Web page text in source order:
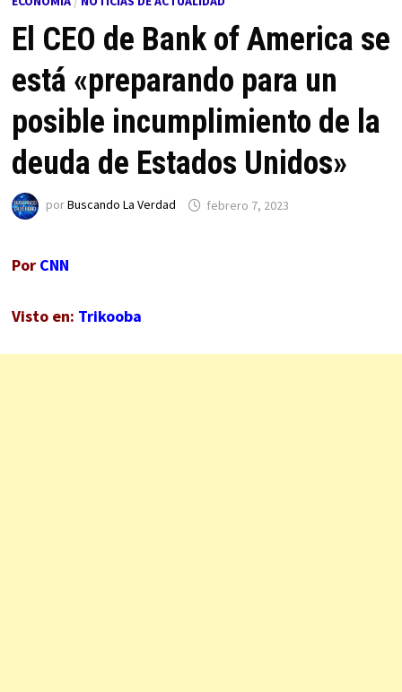
El CEO de Bank of America se
está «preparando para un
posible incumplimiento de la
deuda de Estados Unidos»
porBuscando La Verdad febrero 7, 2023
Por CNN
Visto en: Trikooba